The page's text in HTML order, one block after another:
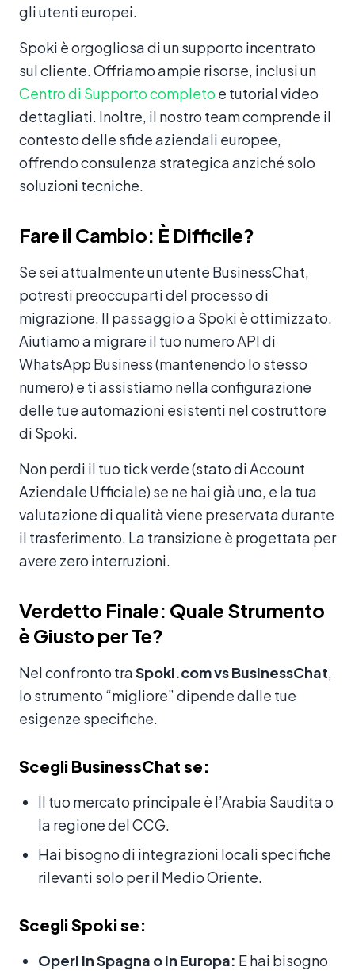
gli utenti europei.
Spoki è orgogliosa di un supporto incentrato
sul cliente. Offriamo ampie risorse, inclusi un
Centro di Supporto completo e tutorial video
dettagliati. Inoltre, il nostro team comprende il
contesto delle sfide aziendali europee,
offrendo consulenza strategica anziché solo
soluzioni tecniche.
Fare il Cambio: È Difficile?
Se sei attualmente un utente BusinessChat,
potresti preoccuparti del processo di
migrazione. Il passaggio a Spoki è ottimizzato.
Aiutiamo a migrare il tuo numero API di
WhatsApp Business (mantenendo lo stesso
numero) e ti assistiamo nella configurazione
delle tue automazioni esistenti nel costruttore
di Spoki.
Non perdi il tuo tick verde (stato di Account
Aziendale Ufficiale) se ne hai già uno, e la tua
valutazione di qualità viene preservata durante
il trasferimento. La transizione è progettata per
avere zero interruzioni.
Verdetto Finale: Quale Strumento
è Giusto per Te?
Nel confronto traSpoki.com vs BusinessChat,
lo strumento “migliore” dipende dalle tue
esigenze specifiche.
Scegli BusinessChat se:
Il tuo mercato principale è l’Arabia Saudita o
la regione del CCG.
Hai bisogno di integrazioni locali specifiche
rilevanti solo per il Medio Oriente.
Scegli Spoki se:
Operi in Spagna o in Europa: E hai bisogno